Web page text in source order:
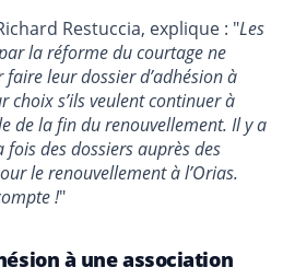
Restuccia, explique : "Les
la réforme du courtage ne
leur dossier d’adhésion à
choix s’ils veulent continuer à
de la fin du renouvellement. Il y a
des dossiers auprès des
le renouvellement à l’Orias.
!"
à une association